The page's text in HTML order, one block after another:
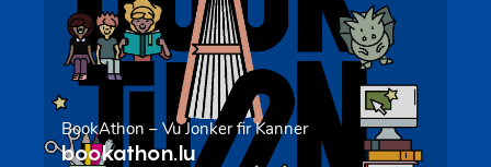
BookAthon – Vu Jonker fir Kanner
bookathon.lu